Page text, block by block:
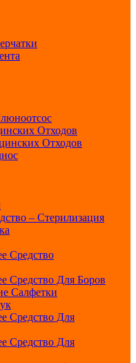
Отходов
Отходов
– Стерилизация
Средство
Средство Для Боров
Салфетки
Средство Для
Средство Для